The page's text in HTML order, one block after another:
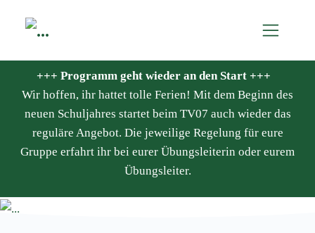
+++ Programm geht wieder an den Start +++
Wir hoffen, ihr hattet tolle Ferien! Mit dem Beginn des
neuen Schuljahres startet beim TV07 auch wieder das
reguläre Angebot. Die jeweilige Regelung für eure
Gruppe erfahrt ihr bei eurer Übungsleiterin oder eurem
Übungsleiter.